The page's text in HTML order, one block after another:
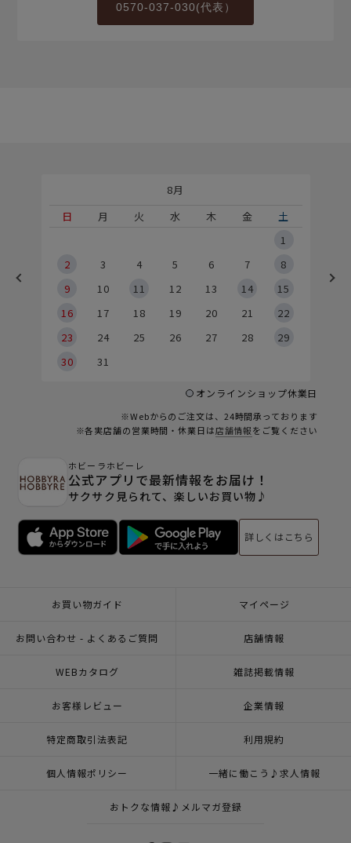
0570-037-030(代表）
8月
日
月 火 水 木 金
土
1
2
3 4 5 6 7
8
9
10 11 12 13 14
15
16
17 18 19 20 21
22
23
24 25 26 27 28
29
30
31
オンラインショップ休業日
※Webからのご注文は、24時間承っております
※各実店舗の営業時間・休業日は店舗情報をご覧ください
ホビーラホビーレ
公式アプリで最新情報をお届け！
サクサク見られて、楽しいお買い物♪
詳しくはこちら
お買い物ガイド マイページ
お問い合わせ - よくあるご質問 店舗情報
WEBカタログ 雑誌掲載情報
お客様レビュー 企業情報
特定商取引法表記 利用規約
個人情報ポリシー 一緒に働こう♪求人情報
おトクな情報♪メルマガ登録